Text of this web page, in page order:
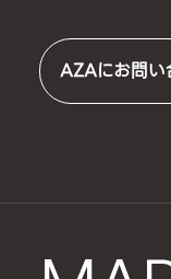
AZAにお問い